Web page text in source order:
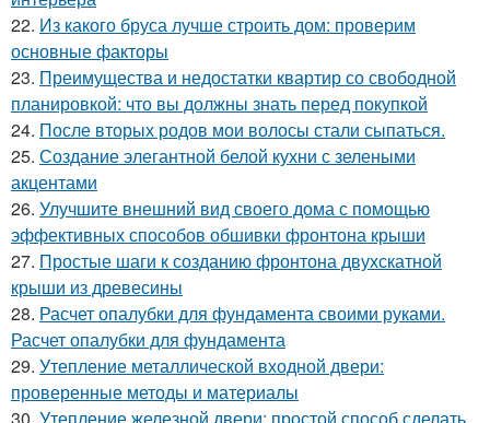
22. Из какого бруса лучше строить дом: проверим
основные факторы
23. Преимущества и недостатки квартир со свободной
планировкой: что вы должны знать перед покупкой
24. После вторых родов мои волосы стали сыпаться.
25. Создание элегантной белой кухни с зелеными
акцентами
26. Улучшите внешний вид своего дома с помощью
эффективных способов обшивки фронтона крыши
27. Простые шаги к созданию фронтона двухскатной
крыши из древесины
28. Расчет опалубки для фундамента своими руками.
Расчет опалубки для фундамента
29. Утепление металлической входной двери:
проверенные методы и материалы
30. Утепление железной двери: простой способ сделать